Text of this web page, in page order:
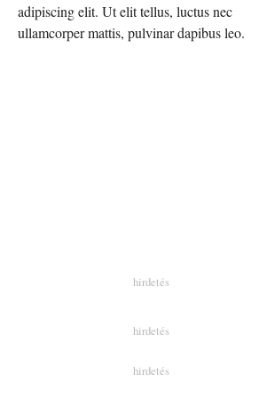
adipiscing elit. Ut elit tellus, luctus nec
ullamcorper mattis, pulvinar dapibus leo.